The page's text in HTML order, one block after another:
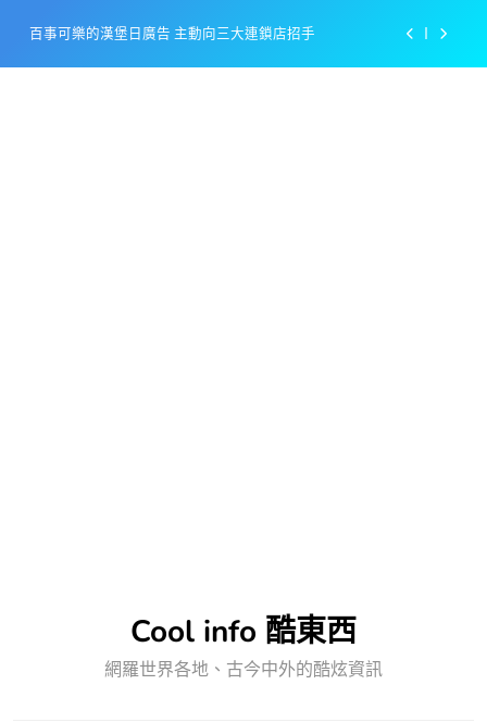
content
百事可樂的漢堡日廣告 主動向三大連鎖店招手
Cool info 酷東西
網羅世界各地、古今中外的酷炫資訊